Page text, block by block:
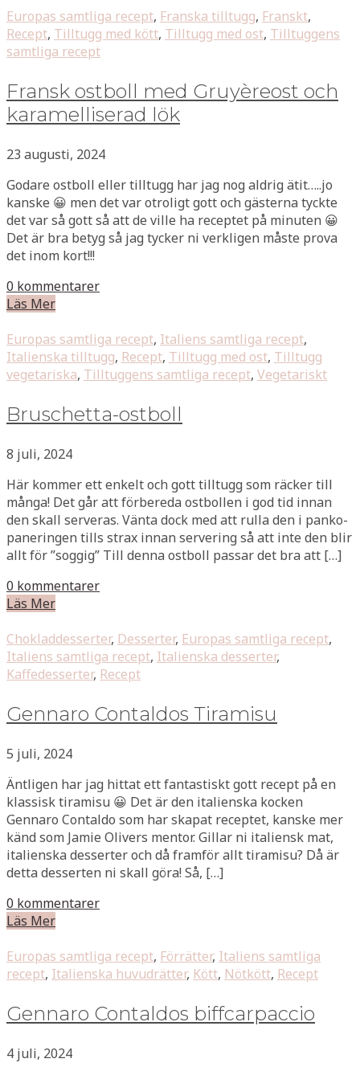
Europas samtliga recept, Franska tilltugg, Franskt,
Recept, Tilltugg med kött, Tilltugg med ost, Tilltuggens
samtliga recept
Fransk ostboll med Gruyèreost och
karamelliserad lök
23 augusti, 2024
Godare ostboll eller tilltugg har jag nog aldrig ätit…..jo
kanske 😀 men det var otroligt gott och gästerna tyckte
det var så gott så att de ville ha receptet på minuten 😀
Det är bra betyg så jag tycker ni verkligen måste prova
det inom kort!!!
0 kommentarer
Läs Mer
Europas samtliga recept, Italiens samtliga recept,
Italienska tilltugg, Recept, Tilltugg med ost, Tilltugg
vegetariska, Tilltuggens samtliga recept, Vegetariskt
Bruschetta-ostboll
8 juli, 2024
Här kommer ett enkelt och gott tilltugg som räcker till
många! Det går att förbereda ostbollen i god tid innan
den skall serveras. Vänta dock med att rulla den i panko-
paneringen tills strax innan servering så att inte den blir
allt för ”soggig” Till denna ostboll passar det bra att […]
0 kommentarer
Läs Mer
Chokladdesserter, Desserter, Europas samtliga recept,
Italiens samtliga recept, Italienska desserter,
Kaffedesserter, Recept
Gennaro Contaldos Tiramisu
5 juli, 2024
Äntligen har jag hittat ett fantastiskt gott recept på en
klassisk tiramisu 😀 Det är den italienska kocken
Gennaro Contaldo som har skapat receptet, kanske mer
känd som Jamie Olivers mentor. Gillar ni italiensk mat,
italienska desserter och då framför allt tiramisu? Då är
detta desserten ni skall göra! Så, […]
0 kommentarer
Läs Mer
Europas samtliga recept, Förrätter, Italiens samtliga
recept, Italienska huvudrätter, Kött, Nötkött, Recept
Gennaro Contaldos biffcarpaccio
4 juli, 2024